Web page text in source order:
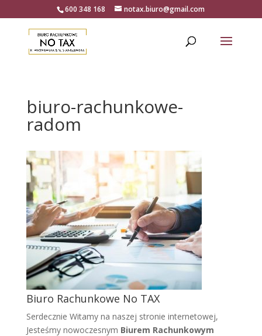
600 348 168 notax.biuro@gmail.com
biuro-rachunkowe-
radom
Biuro Rachunkowe No TAX
Serdecznie Witamy na naszej stronie internetowej,
Jesteśmy nowoczesnym Biurem Rachunkowym